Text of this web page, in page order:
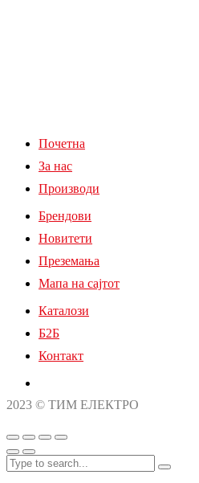
Почетна
За нас
Производи
Брендови
Новитети
Преземања
Мапа на сајтот
Каталози
Б2Б
Контакт
2023 © ТИМ ЕЛЕКТРО